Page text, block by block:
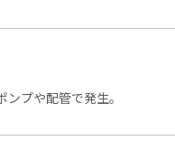
プや配管で発生。